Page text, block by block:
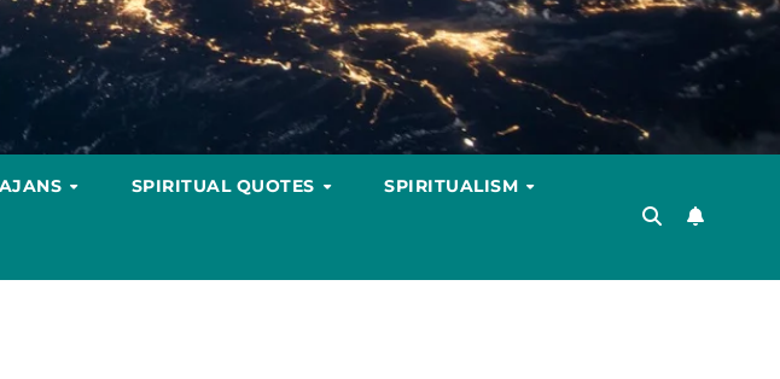
SPIRITUAL QUOTES SPIRITUALISM